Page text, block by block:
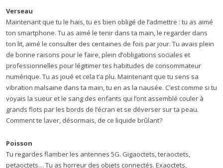
Verseau
Maintenant que tu le hais, tu es bien obligé de l’admettre : tu as aimé
ton smartphone. Tu as aimé le tenir dans ta main, le regarder dans
ton lit, aimé le consulter des centaines de fois par jour. Tu avais plein
de bonne raisons pour le faire, plein d’obligations sociales et
professionnelles pour légitimer tes habitudes de consommateur
numérique. Tu as joué et cela t’a plu. Maintenant que tu sens sa
vibration malsaine dans ta main, tu en as la nausée. C’est comme si tu
voyais la sueur et le sang des enfants qui l’ont assemblé couler à
grands flots par les bords de l’écran et se déverser sur ta peau.
Comment te laver, désormais, de ce liquide brûlant?
Poisson
Tu regardes flamber les antennes 5G. Gigaoctets, teraoctets,
petaoctets… Tu as horreur des objets connectés. Exaoctets,